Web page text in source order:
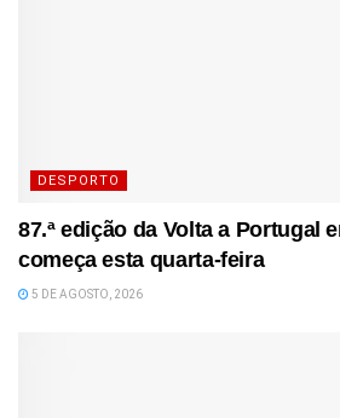
DESPORTO
87.ª edição da Volta a Portugal
começa esta quarta-feira
5 DE AGOSTO, 2026